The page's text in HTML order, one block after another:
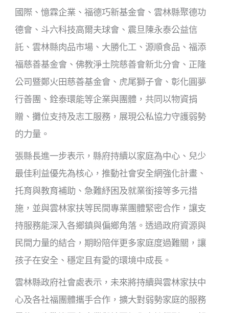
國際、憶霖企業、福德巧新基金會、雲林縣聚德功
德會、斗六科技高爾夫球會、震旦陳永泰公益信
託、雲林縣肉品市場、大勝化工、源順食品、福添
福慈善基金會、佛教淨土院慈善會新北分會、正隆
公司暨鄭火田慈善基金會、虎尾獅子會、彰化圓夢
行善團、銓泰環能等企業與團體，共同以物資捐
贈、攤位支持及志工服務，展現公私協力守護弱勢
的力量。
張縣長進一步表示，縣府持續以家庭為中心、兒少
最佳利益優先為核心，推動社會安全網強化計畫、
托育與教育補助、急難紓困及就業銜接等多元措
施，並與雲林家扶等民間專業團體緊密合作，讓支
持服務能深入各鄉鎮與偏鄉角落。透過政府資源與
民間力量的結合，期盼陪伴更多家庭度過難關，讓
孩子在安全、穩定且有愛的環境中成長。
雲林縣政府社會處表示，未來將持續與雲林家扶中
心及各社福團體攜手合作，擴大對弱勢家庭的服務